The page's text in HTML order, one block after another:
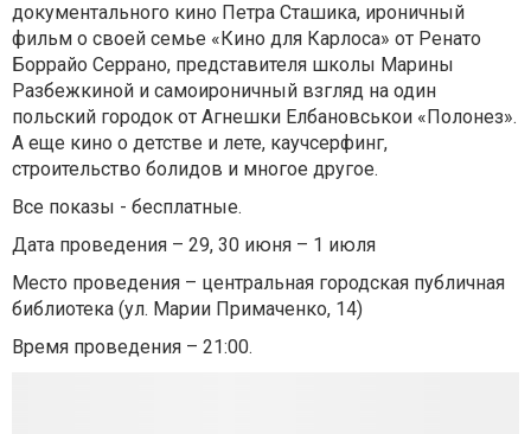
документального кино Петра Сташика, ироничный
фильм о своей семье «Кино для Карлоса» от Ренато
Боррайо Серрано, представителя школы Марины
Разбежкиной и самоироничный взгляд на один
польский городок от Агнешки Елбановськои «Полонез».
А еще кино о детстве и лете, каучсерфинг,
строительство болидов и многое другое.
Все показы - бесплатные.
Дата проведения – 29, 30 июня – 1 июля
Место проведения – центральная городская публичная
библиотека (ул. Марии Примаченко, 14)
Время проведения – 21:00.